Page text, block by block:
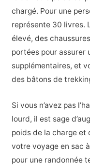
chargé. Pour une
représente 30 livres.
élevé, des
portées pour assurer
supplémentaires, et
des bâtons de
Si vous n’avez pas
lourd, il est sage
poids de la charge et
votre voyage en sac
pour une randonnée